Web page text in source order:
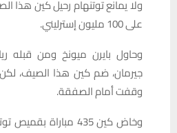
ولا يمانع توتنهام رحيل كين هذا
على 100 مليون إسترليني.
وحاول بايرن ميونخ ومن قبله
جيرمان، ضم كين هذا الصيف، لكن
وقفت أمام الصفقة.